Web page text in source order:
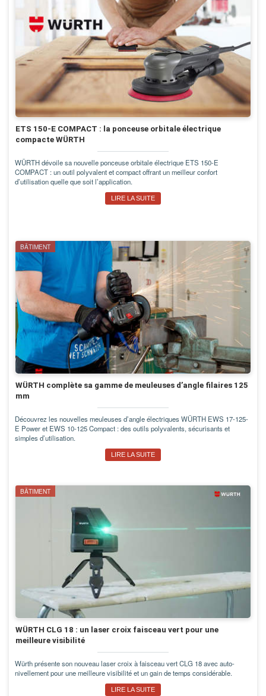
ETS 150-E COMPACT : la ponceuse orbitale électrique
compacte WÜRTH
WÜRTH dévoile sa nouvelle ponceuse orbitale électrique ETS 150-E
COMPACT : un outil polyvalent et compact offrant un meilleur confort
d’utilisation quelle que soit l’application.
LIRE LA SUITE
BÂTIMENT
WÜRTH complète sa gamme de meuleuses d’angle filaires 125
mm
Découvrez les nouvelles meuleuses d’angle électriques WÜRTH EWS 17-125-
E Power et EWS 10-125 Compact : des outils polyvalents, sécurisants et
simples d’utilisation.
LIRE LA SUITE
BÂTIMENT
WÜRTH CLG 18 : un laser croix faisceau vert pour une
meilleure visibilité
Würth présente son nouveau laser croix à faisceau vert CLG 18 avec auto-
nivellement pour une meilleure visibilité et un gain de temps considérable.
LIRE LA SUITE